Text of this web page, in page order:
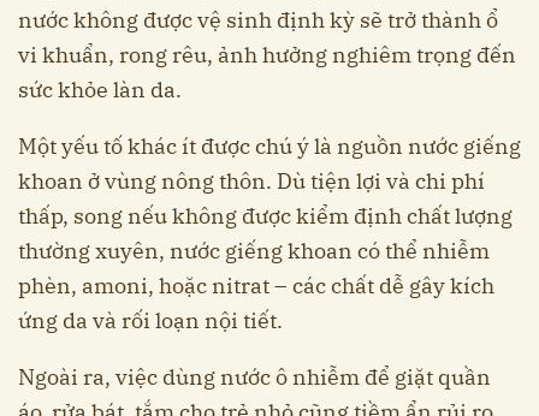
nước không được vệ sinh định kỳ sẽ trở thành ổ
vi khuẩn, rong rêu, ảnh hưởng nghiêm trọng đến
sức khỏe làn da.
Một yếu tố khác ít được chú ý là nguồn nước giếng
khoan ở vùng nông thôn. Dù tiện lợi và chi phí
thấp, song nếu không được kiểm định chất lượng
thường xuyên, nước giếng khoan có thể nhiễm
phèn, amoni, hoặc nitrat – các chất dễ gây kích
ứng da và rối loạn nội tiết.
Ngoài ra, việc dùng nước ô nhiễm để giặt quần